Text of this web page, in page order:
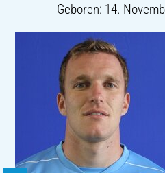
Geboren: 14.